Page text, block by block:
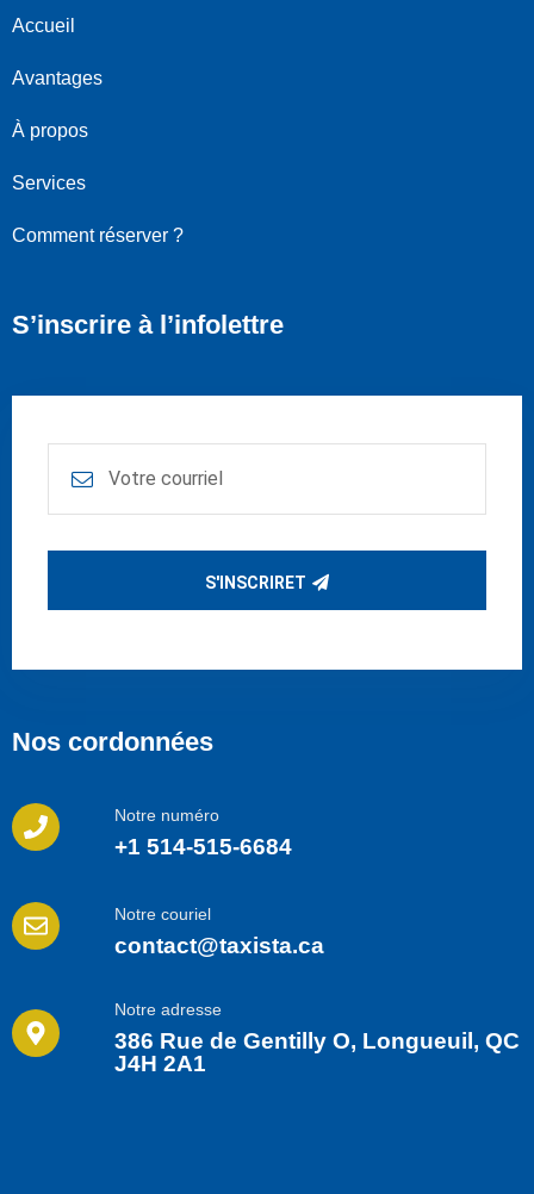
Accueil
Avantages
À propos
Services
Comment réserver ?
S’inscrire à l’infolettre
S'INSCRIRET
Nos cordonnées
Notre numéro
+1 514-515-6684
Notre couriel
contact@taxista.ca
Notre adresse
386 Rue de Gentilly O, Longueuil, QC
J4H 2A1